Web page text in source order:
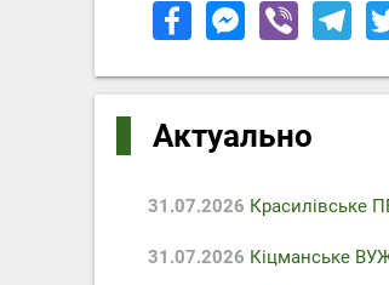
Актуально
31.07.2026 Красилівське
31.07.2026 Кіцманське